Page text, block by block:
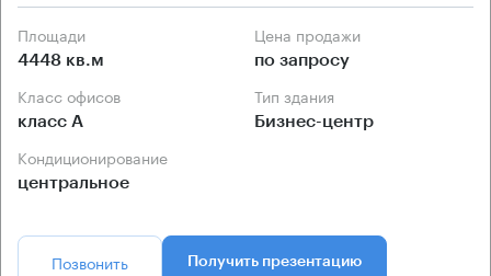
Площади
4448 кв.м
Цена продажи
по запросу
Класс офисов
класс А
Тип здания
Бизнес-центр
Кондиционирование
центральное
Позвонить Получить презентацию